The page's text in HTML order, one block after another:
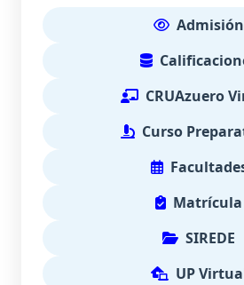
Admisión
CRUAzuero
Curso
Matrícula
SIREDE
UP